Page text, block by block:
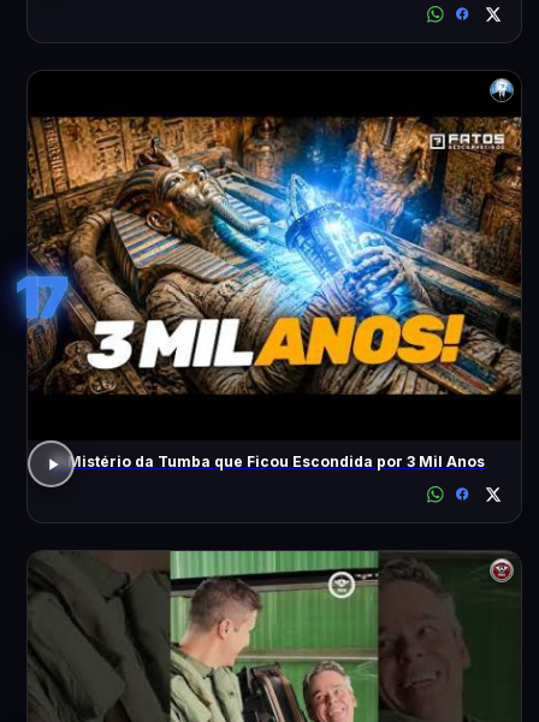
17
O Mistério da Tumba que Ficou Escondida por 3 Mil Anos